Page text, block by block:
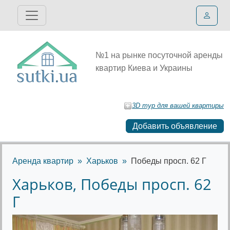
№1 на рынке посуточной аренды
квартир Киева и Украины
3D тур для вашей квартиры
Добавить объявление
Аренда квартир Харьков Победы просп. 62 Г
Харьков, Победы просп. 62
Г